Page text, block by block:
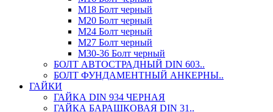
М18 Болт черный
М20 Болт черный
М24 Болт черный
М27 Болт черный
М30-36 Болт черный
БОЛТ АВТОСТРАДНЫЙ DIN 603..
БОЛТ ФУНДАМЕНТНЫЙ АНКЕРНЫ..
ГАЙКИ
ГАЙКА DIN 934 ЧЕРНАЯ
ГАЙКА БАРАШКОВАЯ DIN 31..